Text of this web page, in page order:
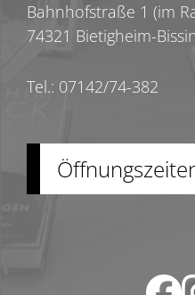
Bahnhofstraße 1 (im
74321 Bietigheim-
Tel.: 07142/74-382